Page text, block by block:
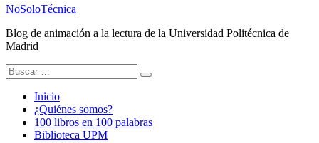
NoSoloTécnica
Blog de animación a la lectura de la Universidad Politécnica de
Madrid
Buscar:
Inicio
¿Quiénes somos?
100 libros en 100 palabras
Biblioteca UPM